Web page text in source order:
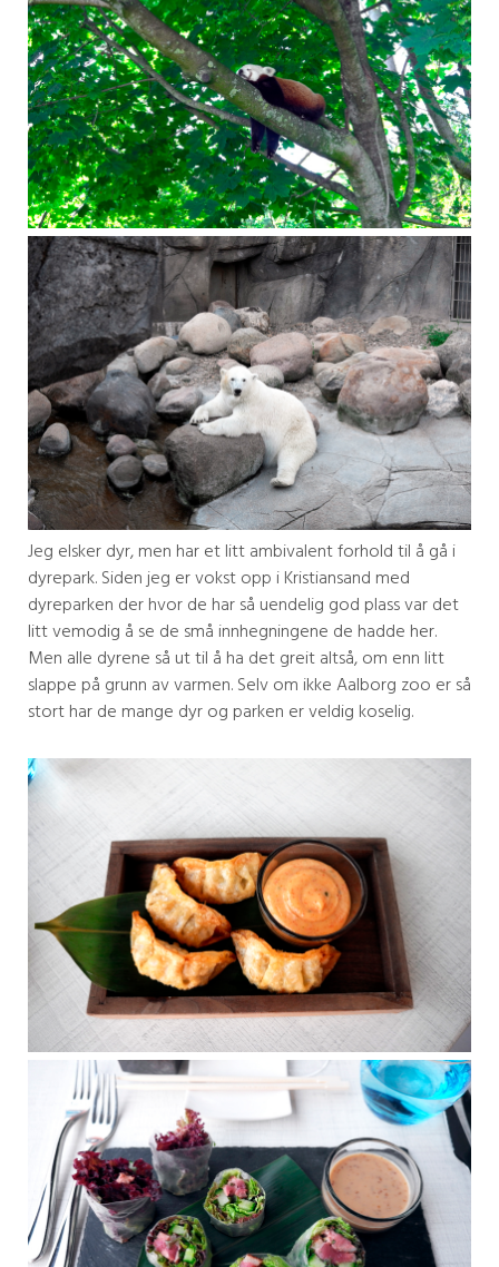
Jeg elsker dyr, men har et litt ambivalent forhold til å gå i
dyrepark. Siden jeg er vokst opp i Kristiansand med
dyreparken der hvor de har så uendelig god plass var det
litt vemodig å se de små innhegningene de hadde her.
Men alle dyrene så ut til å ha det greit altså, om enn litt
slappe på grunn av varmen. Selv om ikke Aalborg zoo er så
stort har de mange dyr og parken er veldig koselig.